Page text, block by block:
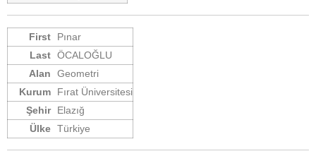
Pınar
ÖCALOĞLU
Geometri
Fırat Üniversitesi
Elazığ
Türkiye